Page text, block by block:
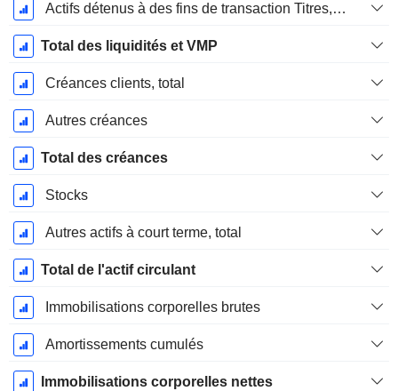
Actifs détenus à des fins de transaction Titres, totalActifs détenus à des fins de transactions (Trading), Total.
Total des liquidités et VMP
Créances clients, total
Autres créances
Total des créances
Stocks
Autres actifs à court terme, total
Total de l'actif circulant
Immobilisations corporelles brutes
Amortissements cumulés
Immobilisations corporelles nettes